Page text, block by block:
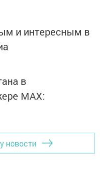
и интересным в
в
MАХ:
новости